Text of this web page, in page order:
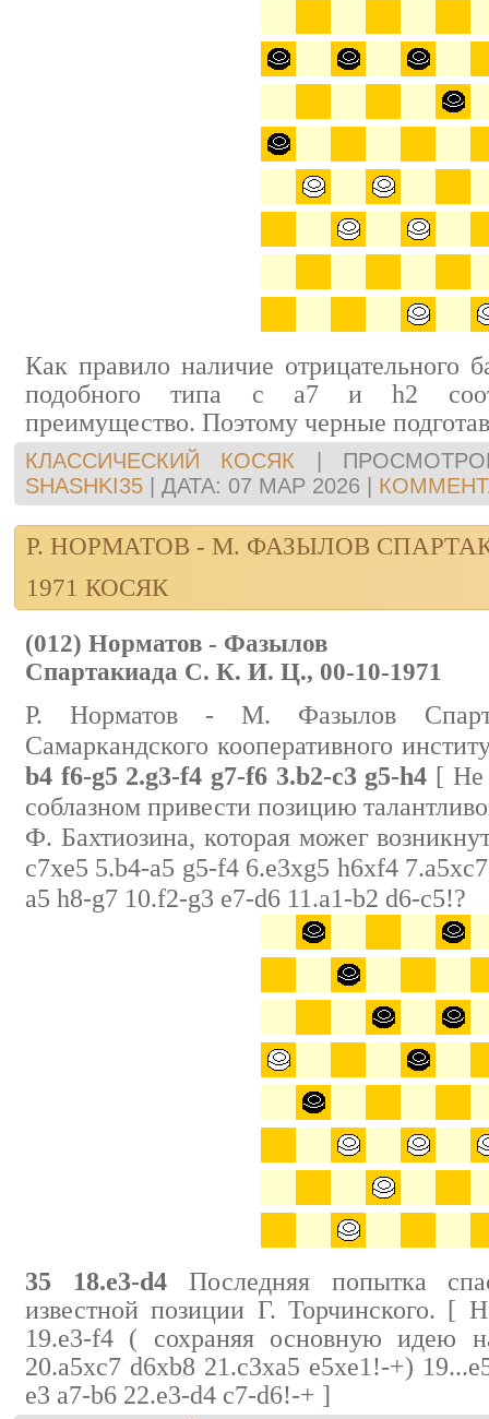
Как правило наличие отрицательного
подобного типа с а7 и h2
преимущество. Поэтому черные
КЛАССИЧЕСКИЙ КОСЯК
SHASHKI35
ДАТА: 07 МАР 2026
Р. НОРМАТОВ - М. ФАЗЫЛОВ
1971 КОСЯК
(012) Норматов - Фазылов
Спартакиада С. К. И. Ц., 00-10-1971
Р. Норматов - М. Фазылов
Самаркандского кооперативного
b4 f6-g5 2.g3-f4 g7-f6 3.b2-c3 g5-h4 [ Не
соблазном привести позицию
Ф. Бахтиозина, которая можег
c7xe5 5.b4-a5 g5-f4 6.e3xg5 h6xf4
a5 h8-g7 10.f2-g3 e7-d6 11.a1-b2 d6-c5!?
35 18.e3-d4Последняя попытка
известной позиции Г. Торчинского. [
19.e3-f4 ( сохраняя основную идею
20.a5xc7 d6xb8 21.c3xa5 e5xe1!-+)
e3 a7-b6 22.e3-d4 c7-d6!-+ ]